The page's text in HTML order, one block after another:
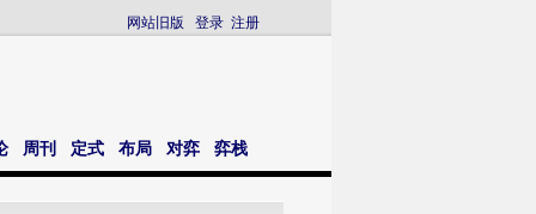
网站旧版 登录 注册
周刊 定式 布局 对弈 弈栈